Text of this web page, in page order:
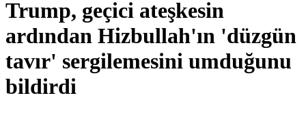
Trump, geçici ateşkesin
ardından Hizbullah'ın 'düzgün
tavır' sergilemesini umduğunu
bildirdi